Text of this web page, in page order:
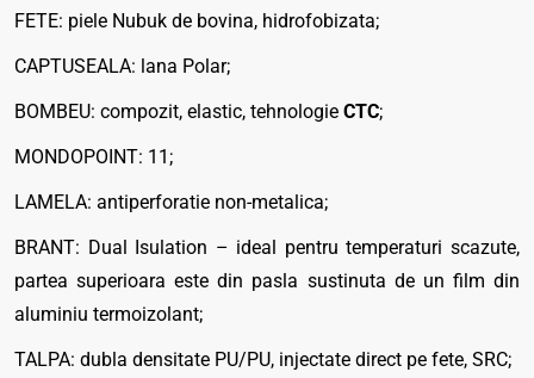
FETE: piele Nubuk de bovina, hidrofobizata;
CAPTUSEALA: lana Polar;
BOMBEU: compozit, elastic, tehnologie CTC;
MONDOPOINT: 11;
LAMELA: antiperforatie non-metalica;
BRANT: Dual Isulation – ideal pentru temperaturi scazute,
partea superioara este din pasla sustinuta de un film din
aluminiu termoizolant;
TALPA: dubla densitate PU/PU, injectate direct pe fete, SRC;